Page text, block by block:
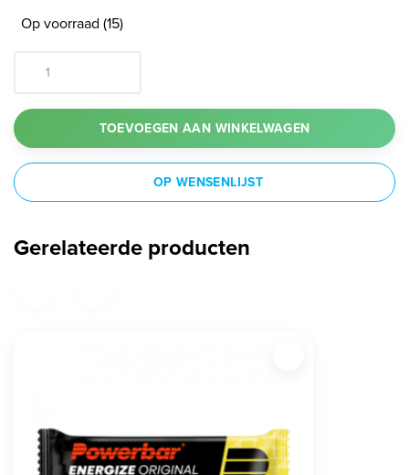
Op voorraad (15)
TOEVOEGEN AAN WINKELWAGEN
OP WENSENLIJST
Gerelateerde producten